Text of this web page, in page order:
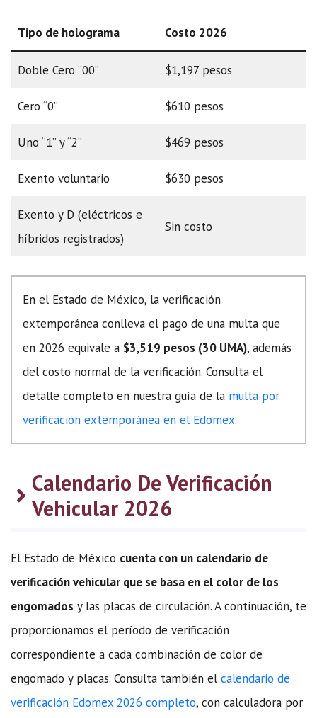
Tipo de holograma Costo 2026
Doble Cero “00” $1,197 pesos
Cero “0” $610 pesos
Uno “1” y “2” $469 pesos
Exento voluntario $630 pesos
Exento y D (eléctricos e
híbridos registrados)
Sin costo
En el Estado de México, la verificación
extemporánea conlleva el pago de una multa que
en 2026 equivale a $3,519 pesos (30 UMA), además
del costo normal de la verificación. Consulta el
detalle completo en nuestra guía de la multa por
verificación extemporánea en el Edomex.
Calendario De Verificación
Vehicular 2026
El Estado de México cuenta con un calendario de
verificación vehicular que se basa en el color de los
engomados y las placas de circulación. A continuación, te
proporcionamos el período de verificación
correspondiente a cada combinación de color de
engomado y placas. Consulta también el calendario de
verificación Edomex 2026 completo, con calculadora por